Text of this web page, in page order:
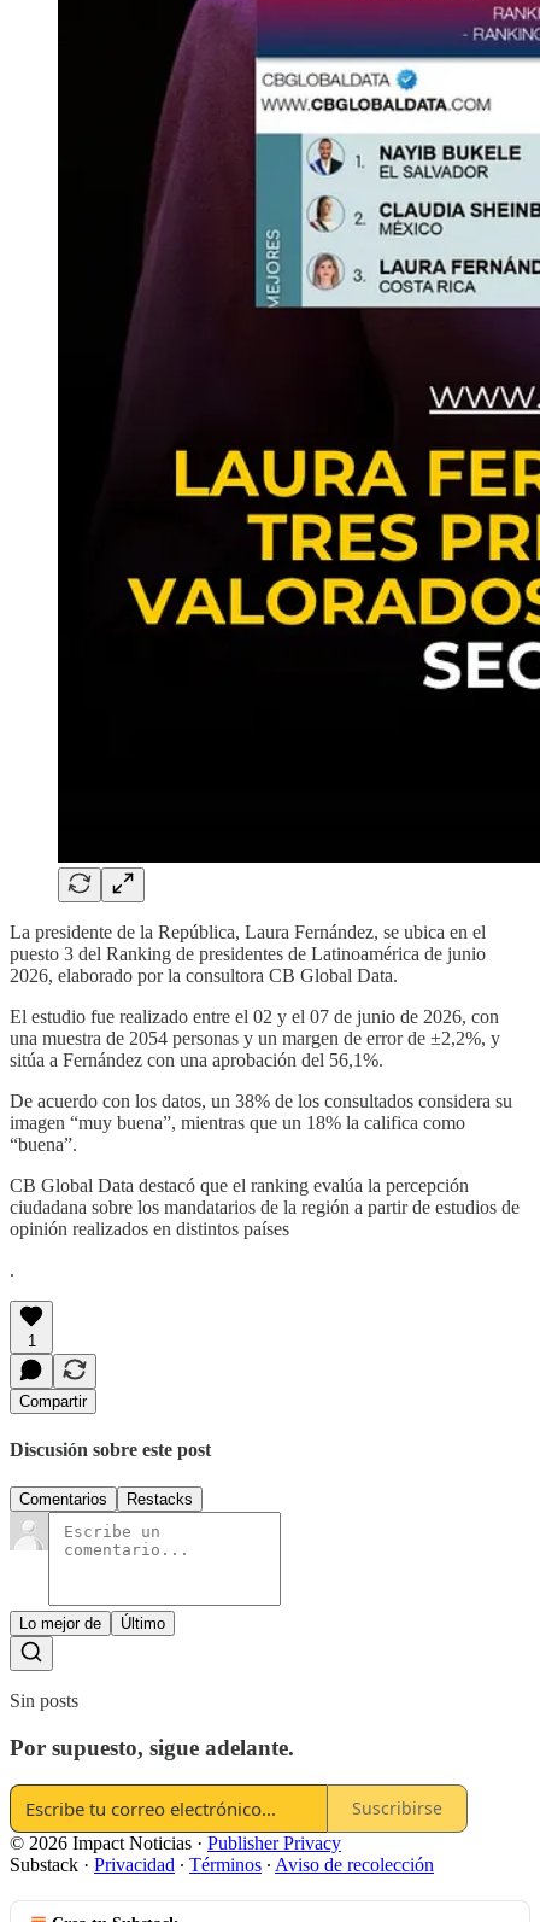
La presidente de la República, Laura Fernández, se ubica en el
puesto 3 del Ranking de presidentes de Latinoamérica de junio
2026, elaborado por la consultora CB Global Data.
El estudio fue realizado entre el 02 y el 07 de junio de 2026, con
una muestra de 2054 personas y un margen de error de ±2,2%, y
sitúa a Fernández con una aprobación del 56,1%.
De acuerdo con los datos, un 38% de los consultados considera su
imagen “muy buena”, mientras que un 18% la califica como
“buena”.
CB Global Data destacó que el ranking evalúa la percepción
ciudadana sobre los mandatarios de la región a partir de estudios de
opinión realizados en distintos países
.
1
Compartir
Discusión sobre este post
Comentarios Restacks
Lo mejor de Último
Sin posts
Por supuesto, sigue adelante.
Suscribirse
© 2026 Impact Noticias · Publisher Privacy
Substack · Privacidad ∙ Términos ∙ Aviso de recolección